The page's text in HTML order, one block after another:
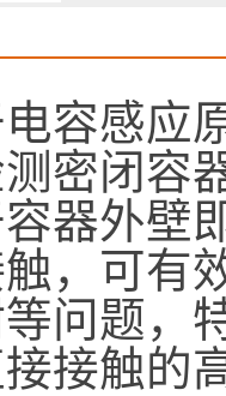
容感应
密闭容
器外壁
，可有
问题，
接触的